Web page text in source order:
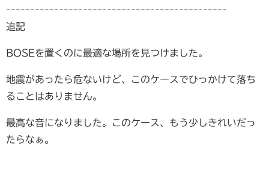
----------------------------------------------
追記
BOSEを置くのに最適な場所を見つけました。
地震があったら危ないけど、このケースでひっかけて落ち
ることはありません。
最高な音になりました。このケース、もう少しきれいだっ
たらなぁ。